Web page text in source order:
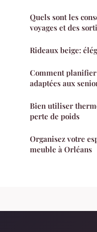
Quels sont les
voyages et des
Rideaux beige:
Comment
adaptées aux
Bien utiliser
perte de poids
Organisez votre
meuble à Orléans